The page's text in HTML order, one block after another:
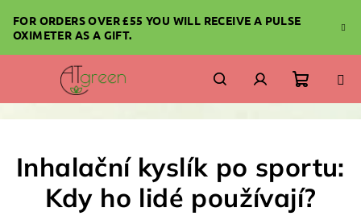
content
FOR ORDERS OVER £55 YOU WILL RECEIVE A PULSE
OXIMETER AS A GIFT.
SearchLogin
Inhalační kyslík po sportu:
Kdy ho lidé používají?